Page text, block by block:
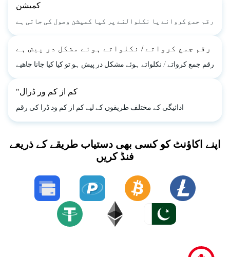
کمیشن
رقم جمع کروانے یا نکلوالنے پر کیا کمیشن وصول کی جاتی ہے
رقم جمع کرواتے / نکلواتے ہوئے مشکل در پیش ہے
رقم جمع کرواتے / نکلواتے ہوئے مشکل در پیش ہو تو کیا کیا جانا چاھیے
"کم از کم ور ڈرال
ادائیگی کے مختلف طریقوں کے لیے کم از کم ود ڈرا کی رقم
اپنے اکاؤنٹ کو کسی بھی دستیاب طریقے کے ذریعے
فنڈ کریں